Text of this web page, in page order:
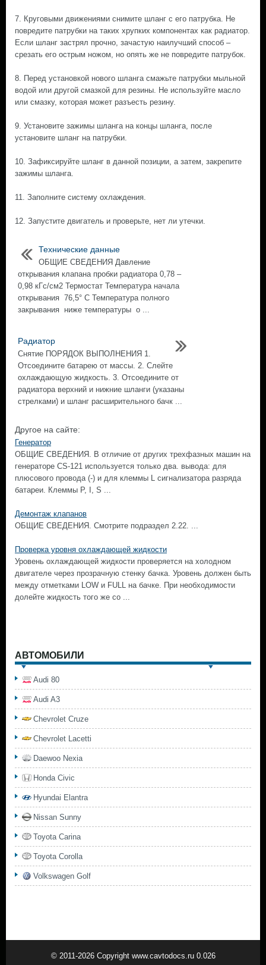
7. Круговыми движениями снимите шланг с его патрубка. Не
повредите патрубки на таких хрупких компонентах как радиатор.
Если шланг застрял прочно, зачастую наилучший способ –
срезать его острым ножом, но опять же не повредите патрубок.
8. Перед установкой нового шланга смажьте патрубки мыльной
водой или другой смазкой для резины. Не используйте масло
или смазку, которая может разъесть резину.
9. Установите зажимы шланга на концы шланга, после
установите шланг на патрубки.
10. Зафиксируйте шланг в данной позиции, а затем, закрепите
зажимы шланга.
11. Заполните систему охлаждения.
12. Запустите двигатель и проверьте, нет ли утечки.
Технические данные
ОБЩИЕ СВЕДЕНИЯ Давление
открывания клапана пробки радиатора 0,78 –
0,98 кГс/см2 Термостат Температура начала
открывания 76,5° С Температура полного
закрывания ниже температуры о ...
Радиатор
Снятие ПОРЯДОК ВЫПОЛНЕНИЯ 1.
Отсоедините батарею от массы. 2. Слейте
охлаждающую жидкость. 3. Отсоедините от
радиатора верхний и нижние шланги (указаны
стрелками) и шланг расширительного бачк ...
Другое на сайте:
Генератор
ОБЩИЕ СВЕДЕНИЯ. В отличие от других трехфазных машин на
генераторе CS-121 используется только два. вывода: для
плюсового провода (-) и для клеммы L сигнализатора разряда
батареи. Клеммы Р, I, S ...
Демонтаж клапанов
ОБЩИЕ СВЕДЕНИЯ. Смотрите подраздел 2.22. ...
Проверка уровня охлаждающей жидкости
Уровень охлаждающей жидкости проверяется на холодном
двигателе через прозрачную стенку бачка. Уровень должен быть
между отметками LOW и FULL на бачке. При необходимости
долейте жидкость того же со ...
АВТОМОБИЛИ
Audi 80
Audi A3
Chevrolet Cruze
Chevrolet Lacetti
Daewoo Nexia
Honda Civic
Hyundai Elantra
Nissan Sunny
Toyota Carina
Toyota Corolla
Volkswagen Golf
© 2011-2026 Copyright www.cavtodocs.ru 0.026